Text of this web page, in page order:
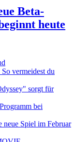
Beta-
heute
vermeidest du
sorgt für
bei
neue Spiel im Februar